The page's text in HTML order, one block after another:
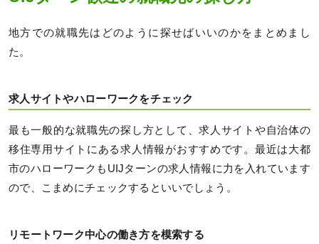
地方での就職先はどのように探せばいいのかをまとめまし
た。
求人サイトやハローワークをチェック
最も一般的な就職先の探し方として、求人サイトや自治体の
移住専用サイトにある求人情報がおすすめです。最近は大都
市のハローワークもUIJターンの求人情報に力を入れています
ので、こまめにチェックするといいでしょう。
リモートワーク中心の働き方を模索する